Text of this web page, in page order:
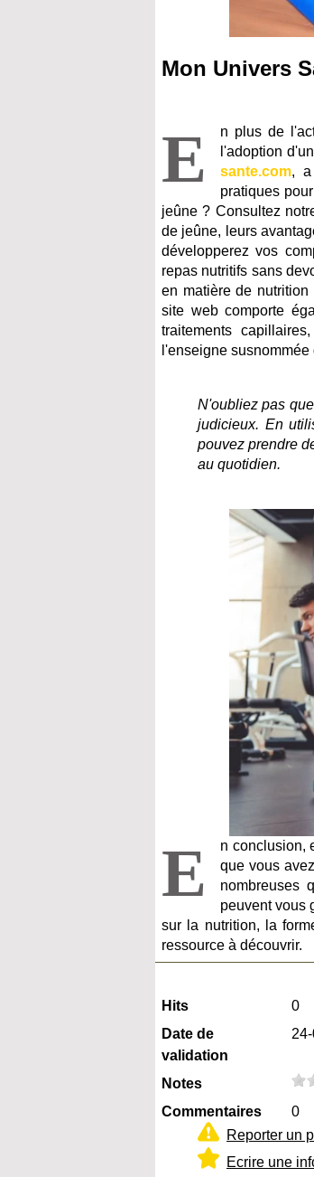
Mon Univers
E
n plus de
l'adoption
sante.com, a
pratiques
jeûne ? Consultez
de jeûne, leurs
développerez vos
repas nutritifs sans
en matière de
site web comporte
traitements
l'enseigne
N'oubliez pas
judicieux. En
pouvez prendre
au quotidien.
E n conclusion,
que vous
nombreuses
peuvent vous
sur la nutrition, la
ressource à découvrir.
Hits
0
Date de
validation
Notes
Commentaires
0
Reporter un
Ecrire une